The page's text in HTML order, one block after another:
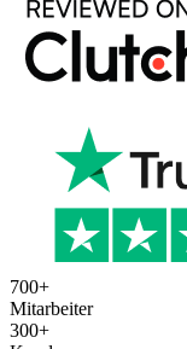
700+
Mitarbeiter
300+